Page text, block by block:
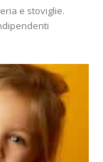
e stoviglie.